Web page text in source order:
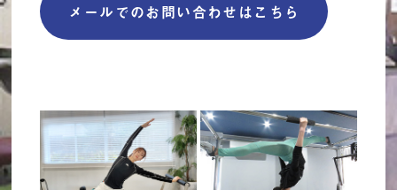
メールでのお問い合わせはこちら